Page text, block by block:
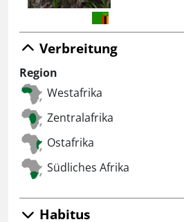
Verbreitung
Region
Westafrika
Zentralafrika
Ostafrika
Südliches Afrika
Habitus